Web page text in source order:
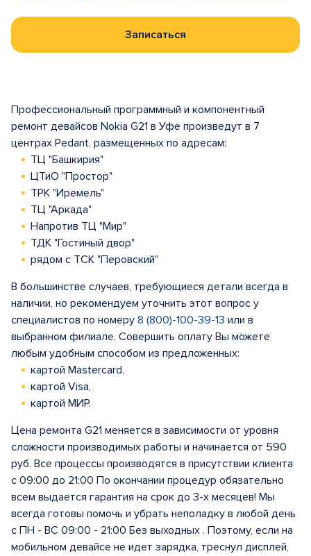
Записаться
Профессиональный программный и компонентный
ремонт девайсов Nokia G21 в Уфе произведут в 7
центрах Pedant, размещенных по адресам:
ТЦ "Башкирия"
ЦТиО "Простор"
ТРК "Иремель"
ТЦ "Аркада"
Напротив ТЦ "Мир"
ТДК "Гостиный двор"
рядом с ТСК "Перовский"
В большинстве случаев, требующиеся детали всегда в
наличии, но рекомендуем уточнить этот вопрос у
специалистов по номеру 8 (800)-100-39-13 или в
выбранном филиале. Совершить оплату Вы можете
любым удобным способом из предложенных:
картой Mastercard,
картой Visa,
картой МИР.
Цена ремонта G21 меняется в зависимости от уровня
сложности производимых работы и начинается от 590
руб. Все процессы производятся в присутствии клиента
с 09:00 до 21:00 По окончании процедур обязательно
всем выдается гарантия на срок до 3-х месяцев! Мы
всегда готовы помочь и убрать неполадку в любой день
с ПН - ВС 09:00 - 21:00 Без выходных . Поэтому, если на
мобильном девайсе не идет зарядка, треснул дисплей,